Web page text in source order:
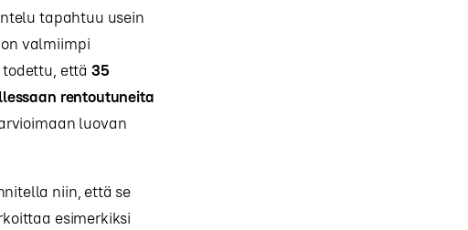
tapahtuu usein
valmiimpi
että 35
rentoutuneita
luovan
niin, että se
esimerkiksi